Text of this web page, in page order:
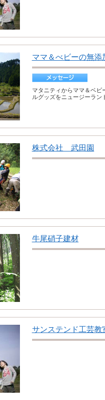
ママ＆べビーの無
マタニティからママ＆ベ
ルグッズをニュージーラン
株式会社 武田園
牛尾硝子建材
サンステンド工芸教